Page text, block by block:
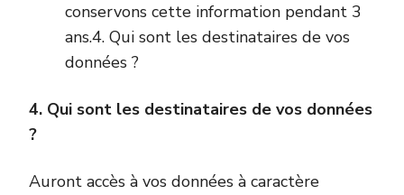
conservons cette information pendant 3
ans.4. Qui sont les destinataires de vos
données ?
4. Qui sont les destinataires de vos données
?
Auront accès à vos données à caractère